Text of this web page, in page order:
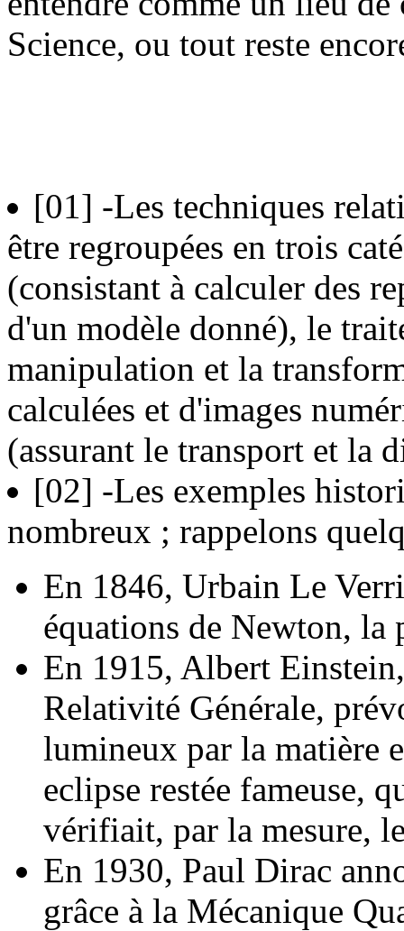
Science, ou tout reste
[01] -Les techniques
être regroupées en trois
(consistant à calculer des
d'un modèle donné), le
manipulation et la
calculées et d'images
(assurant le transport et la
[02] -Les exemples
nombreux ; rappelons
En 1846, Urbain Le
équations de Newton, la
En 1915, Albert
Relativité Générale,
lumineux par la matière
eclipse restée fameuse,
vérifiait, par la mesure,
En 1930, Paul Dirac
grâce à la Mécanique